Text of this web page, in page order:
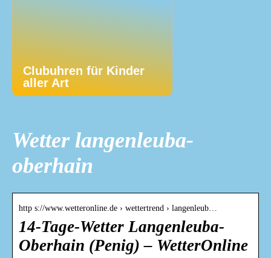
Clubuhren für Kinder
aller Art
Wetter langenleuba-
oberhain
http s://www.wetteronline.de › wettertrend › langenleub…
14-Tage-Wetter Langenleuba-
Oberhain (Penig) – WetterOnline